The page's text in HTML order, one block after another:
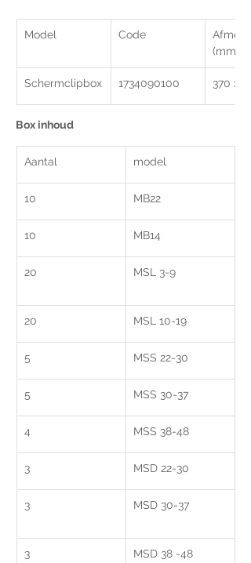
Model Code
(mm)
Schermclipbox 1734090100 370 x
Box inhoud
Aantal model
10 MB22
10 MB14
20 MSL 3-9
20 MSL 10-19
5
5 MSS 30-37
4 MSS 38-48
3 MSD 22-30
3 MSD 30-37
3 MSD 38 -48